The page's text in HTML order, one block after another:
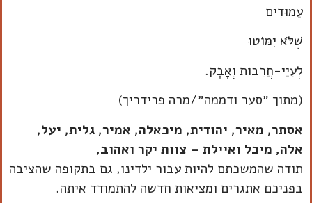
עַמּוּדִים
שֶׁלֹּא יִמּוֹטוּ
לְעִיַי-חֲרֵבוֹת וְאָבָק.
(מתוך ״סער ודממה״/מרה פרידריך)
אסתר, מאיר, יהודית, מיכאלה, אמיר, גלית, יעל,
אלה, מיכל ואיילת – צוות יקר ואהוב,
תודה שהמשכתם להיות עבור ילדינו, גם בתקופה שהציבה
בפניכם אתגרים ומציאות חדשה להתמודד איתה.